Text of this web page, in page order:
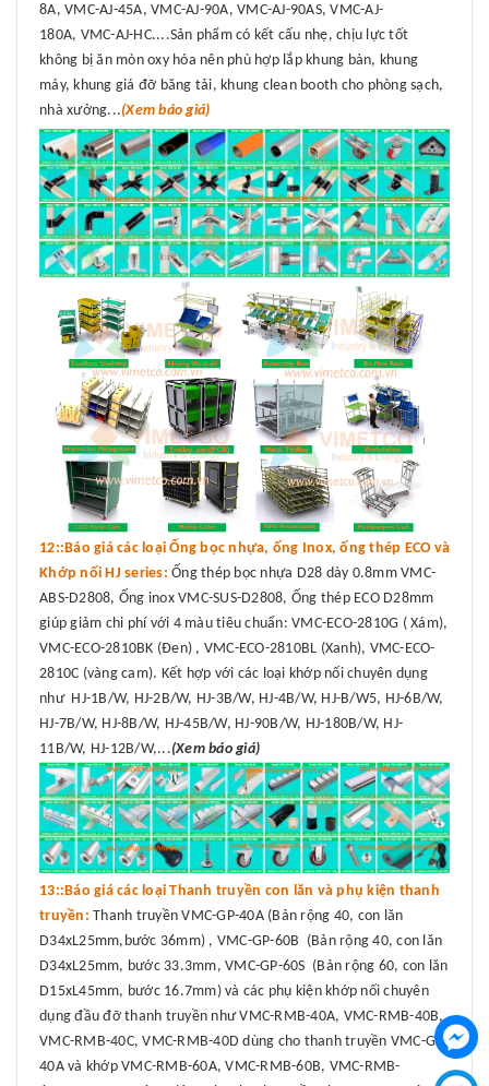
8A, VMC-AJ-45A, VMC-AJ-90A, VMC-AJ-90AS, VMC-AJ-
180A, VMC-AJ-HC....Sản phẩm có kết cấu nhẹ, chịu lực tốt
không bị ăn mòn oxy hóa nên phù hợp lắp khung bàn, khung
máy, khung giá đỡ băng tải, khung clean booth cho phòng sạch,
nhà xưởng...(Xem báo giá)
12::Báo giá các loại Ống bọc nhựa, ống Inox, ống thép ECO và
Khớp nối HJ series: Ống thép bọc nhựa D28 dày 0.8mm VMC-
ABS-D2808, Ống inox VMC-SUS-D2808, Ống thép ECO D28mm
giúp giảm chi phí với 4 màu tiêu chuẩn: VMC-ECO-2810G ( Xám),
VMC-ECO-2810BK (Đen) , VMC-ECO-2810BL (Xanh), VMC-ECO-
2810C (vàng cam). Kết hợp với các loại khớp nối chuyên dụng
như HJ-1B/W, HJ-2B/W, HJ-3B/W, HJ-4B/W, HJ-B/W5, HJ-6B/W,
HJ-7B/W, HJ-8B/W, HJ-45B/W, HJ-90B/W, HJ-180B/W, HJ-
11B/W, HJ-12B/W,...(Xem báo giá)
13::Báo giá các loại Thanh truyền con lăn và phụ kiện thanh
truyền: Thanh truyền VMC-GP-40A (Bản rộng 40, con lăn
D34xL25mm,bước 36mm) , VMC-GP-60B (Bản rộng 40, con lăn
D34xL25mm, bước 33.3mm, VMC-GP-60S (Bản rộng 60, con lăn
D15xL45mm, bước 16.7mm) và các phụ kiện khớp nối chuyên
dụng đầu đỡ thanh truyền như VMC-RMB-40A, VMC-RMB-40B,
VMC-RMB-40C, VMC-RMB-40D dùng cho thanh truyền VMC-GP-
40A và khớp VMC-RMB-60A, VMC-RMB-60B, VMC-RMB-